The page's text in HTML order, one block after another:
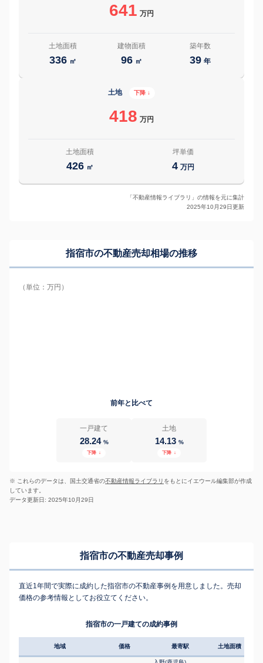
641 万円
土地面積
336 ㎡
建物面積
96 ㎡
築年数
39 年
土地 下降 ↓
418 万円
土地面積
426 ㎡
坪単価
4 万円
「不動産情報ライブラリ」の情報を元に集計
2025年10月29日更新
指宿市の不動産売却相場の推移
（単位：万円）
前年と比べて
一戸建て
28.24 %
下降 ↓
土地
14.13 %
下降 ↓
※ これらのデータは、国土交通省の不動産情報ライブラリ をもとにイエウール編集部が作成
しています。
データ更新日: 2025年10月29日
指宿市の不動産売却事例
直近1年間で実際に成約した指宿市の不動産事例を用意しました。売却
価格の参考情報としてお役立てください。
指宿市の一戸建ての成約事例
地域 価格 最寄駅 土地面積